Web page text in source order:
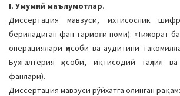
g
a
t
i
o
n
I. Умумий маълумотлар.
Диссертация мавзуси, ихтисослик
бериладиган фан тармоғи номи): «Тижорат
операциялари ҳисоби ва аудитини
Бухгалтерия ҳисоби, иқтисодий таҳлил
фанлари).
Диссертация мавзуси рўйхатга олинган